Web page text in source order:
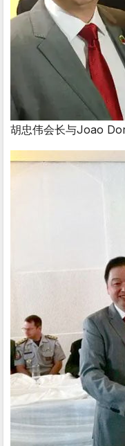
胡忠伟会长与Joao